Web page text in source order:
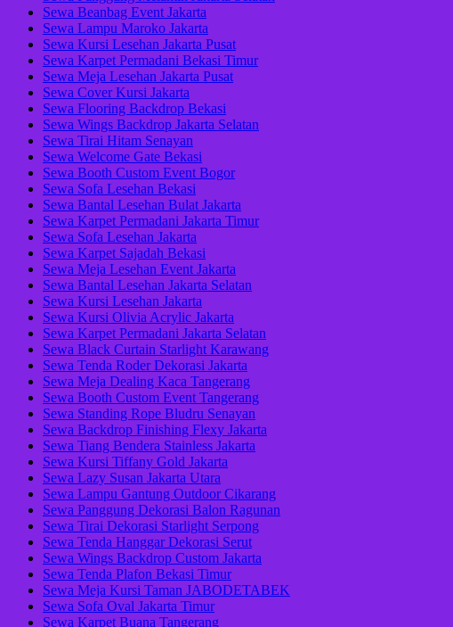
Sewa Beanbag Event Jakarta
Sewa Lampu Maroko Jakarta
Sewa Kursi Lesehan Jakarta Pusat
Sewa Karpet Permadani Bekasi Timur
Sewa Meja Lesehan Jakarta Pusat
Sewa Cover Kursi Jakarta
Sewa Flooring Backdrop Bekasi
Sewa Wings Backdrop Jakarta Selatan
Sewa Tirai Hitam Senayan
Sewa Welcome Gate Bekasi
Sewa Booth Custom Event Bogor
Sewa Sofa Lesehan Bekasi
Sewa Bantal Lesehan Bulat Jakarta
Sewa Karpet Permadani Jakarta Timur
Sewa Sofa Lesehan Jakarta
Sewa Karpet Sajadah Bekasi
Sewa Meja Lesehan Event Jakarta
Sewa Bantal Lesehan Jakarta Selatan
Sewa Kursi Lesehan Jakarta
Sewa Kursi Olivia Acrylic Jakarta
Sewa Karpet Permadani Jakarta Selatan
Sewa Black Curtain Starlight Karawang
Sewa Tenda Roder Dekorasi Jakarta
Sewa Meja Dealing Kaca Tangerang
Sewa Booth Custom Event Tangerang
Sewa Standing Rope Bludru Senayan
Sewa Backdrop Finishing Flexy Jakarta
Sewa Tiang Bendera Stainless Jakarta
Sewa Kursi Tiffany Gold Jakarta
Sewa Lazy Susan Jakarta Utara
Sewa Lampu Gantung Outdoor Cikarang
Sewa Panggung Dekorasi Balon Ragunan
Sewa Tirai Dekorasi Starlight Serpong
Sewa Tenda Hanggar Dekorasi Serut
Sewa Wings Backdrop Custom Jakarta
Sewa Tenda Plafon Bekasi Timur
Sewa Meja Kursi Taman JABODETABEK
Sewa Sofa Oval Jakarta Timur
Sewa Karpet Buana Tangerang